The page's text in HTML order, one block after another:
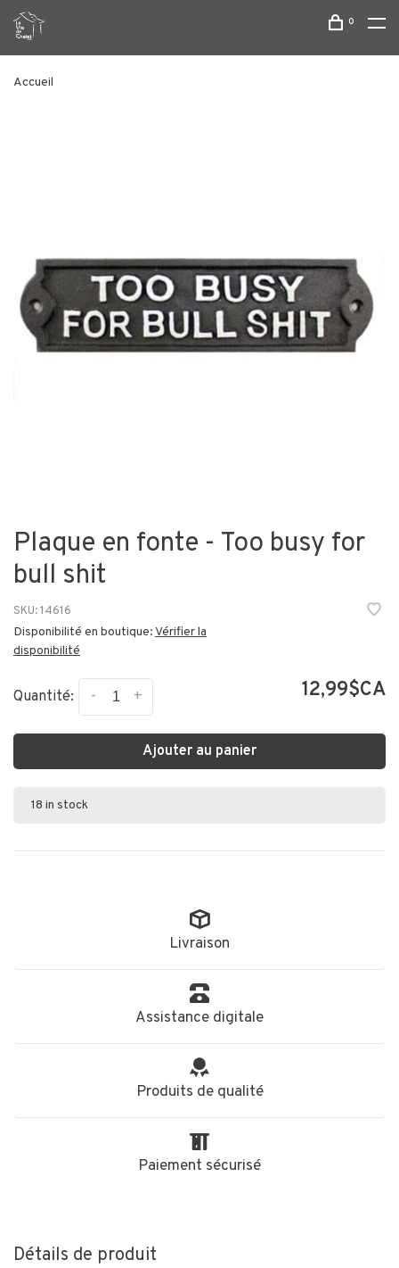
0
Accueil
Plaque en fonte - Too busy for
bull shit
SKU:14616
Disponibilité en boutique:Vérifier la
disponibilité
Quantité: +
- 12,99$CA
Ajouter au panier
18 in stock
Livraison
Assistance digitale
Produits de qualité
Paiement sécurisé
Détails de produit